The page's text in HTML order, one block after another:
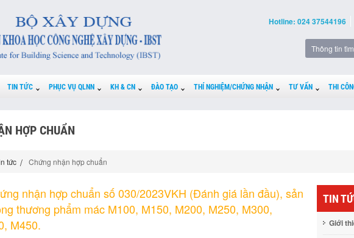
Hotline: 024 37544196
TIN TỨC PHỤC VỤ QLNN KH & CN ĐÀO TẠO THÍ NGHIỆM/CHỨNG NHẬN TƯ VẤN THI
HỢP CHUẨN
tức Chứng nhận hợp chuẩn
nhận hợp chuẩn số 030/2023VKH (Đánh giá lần đầu), sản
thương phẩm mác M100, M150, M200, M250, M300,
M450.
TIN
Giới